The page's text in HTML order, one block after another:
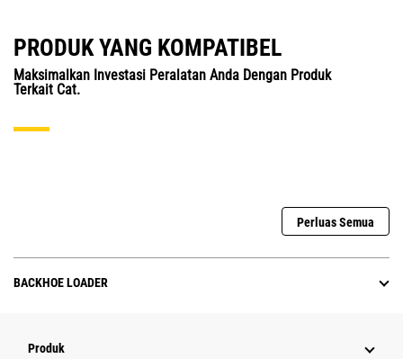
PRODUK YANG KOMPATIBEL
Maksimalkan Investasi Peralatan Anda Dengan Produk
Terkait Cat.
Perluas Semua
BACKHOE LOADER
Produk